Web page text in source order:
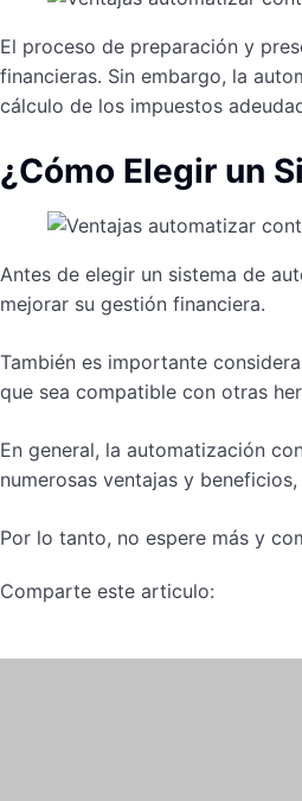
El proceso de preparación y
financieras. Sin embargo, la
cálculo de los impuestos
¿Cómo Elegir un
Antes de elegir un sistema de
mejorar su gestión financiera.
También es importante
que sea compatible con otras
En general, la automatización
numerosas ventajas y
Por lo tanto, no espere más y
Comparte este articulo: